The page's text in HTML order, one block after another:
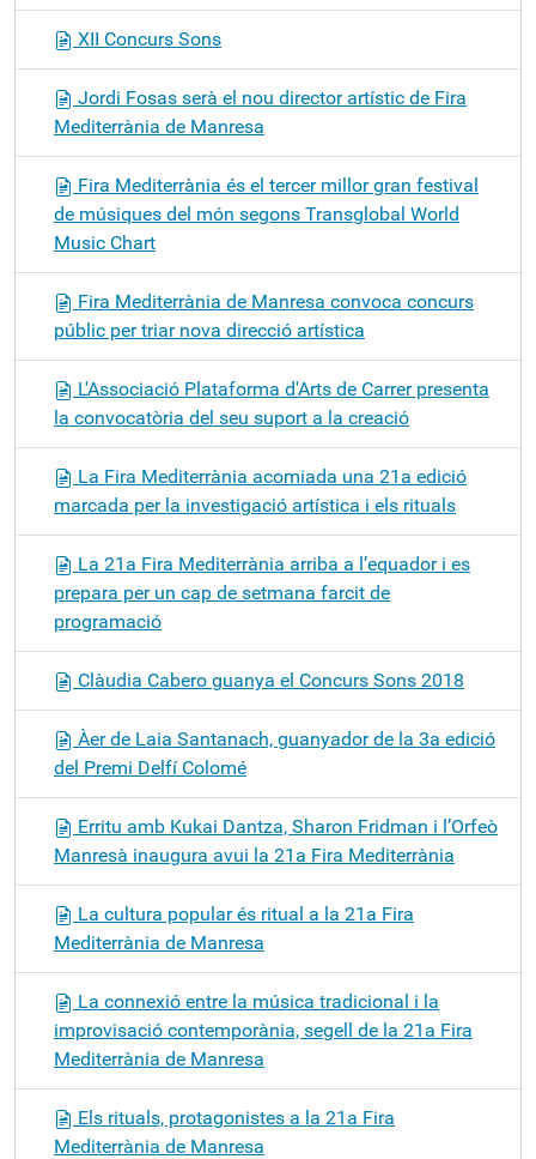
XII Concurs Sons
Jordi Fosas serà el nou director artístic de Fira
Mediterrània de Manresa
Fira Mediterrània és el tercer millor gran festival
de músiques del món segons Transglobal World
Music Chart
Fira Mediterrània de Manresa convoca concurs
públic per triar nova direcció artística
L'Associació Plataforma d'Arts de Carrer presenta
la convocatòria del seu suport a la creació
La Fira Mediterrània acomiada una 21a edició
marcada per la investigació artística i els rituals
La 21a Fira Mediterrània arriba a l’equador i es
prepara per un cap de setmana farcit de
programació
Clàudia Cabero guanya el Concurs Sons 2018
Àer de Laia Santanach, guanyador de la 3a edició
del Premi Delfí Colomé
Erritu amb Kukai Dantza, Sharon Fridman i l’Orfeò
Manresà inaugura avui la 21a Fira Mediterrània
La cultura popular és ritual a la 21a Fira
Mediterrània de Manresa
La connexió entre la música tradicional i la
improvisació contemporània, segell de la 21a Fira
Mediterrània de Manresa
Els rituals, protagonistes a la 21a Fira
Mediterrània de Manresa